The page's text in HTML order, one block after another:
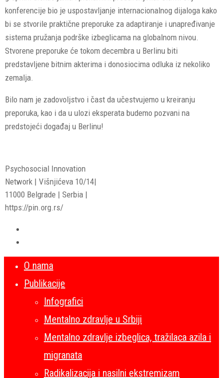
konferencije bio je uspostavljanje internacionalnog dijaloga kako
bi se stvorile praktične preporuke za adaptiranje i unapređivanje
sistema pružanja podrške izbeglicama na globalnom nivou.
Stvorene preporuke će tokom decembra u Berlinu biti
predstavljene bitnim akterima i donosiocima odluka iz nekoliko
zemalja.
Bilo nam je zadovoljstvo i čast da učestvujemo u kreiranju
preporuka, kao i da u ulozi eksperata budemo pozvani na
predstojeći događaj u Berlinu!
Psychosocial Innovation
Network | Višnjićeva 10/14|
11000 Belgrade | Serbia |
https://pin.org.rs/
O nama
Publikacije
Infografici
Mentalno zdravlje u Srbiji
Mentalno zdravlje izbeglica, tražilaca azila i
migranata
Radikalizacija i nasilni ekstremizam